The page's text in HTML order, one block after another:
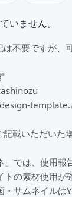
いません。
不要ですが、
載いただいた
」では、使用
トの素材使用が
・サムネイルは